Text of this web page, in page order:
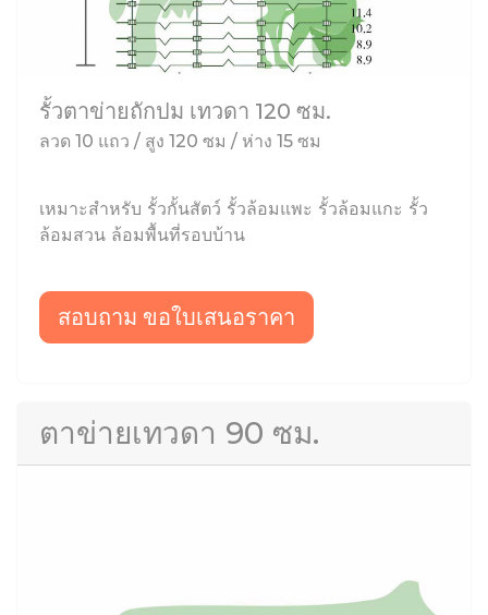
รั้วตาข่ายถักปม เทวดา 120 ซม.
ลวด 10 แถว / สูง 120 ซม / ห่าง 15 ซม
เหมาะสำหรับ รั้วกั้นสัตว์ รั้วล้อมแพะ รั้วล้อมแกะ รั้ว
ล้อมสวน ล้อมพื้นที่รอบบ้าน
สอบถาม ขอใบเสนอราคา
ตาข่ายเทวดา 90 ซม.